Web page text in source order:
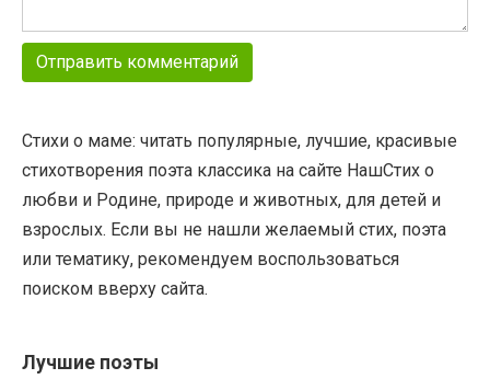
Стихи о маме: читать популярные, лучшие, красивые
стихотворения поэта классика на сайте НашСтих о
любви и Родине, природе и животных, для детей и
взрослых. Если вы не нашли желаемый стих, поэта
или тематику, рекомендуем воспользоваться
поиском вверху сайта.
Лучшие поэты